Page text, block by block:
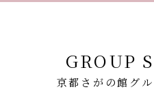
GROUP
京都さがの館グ